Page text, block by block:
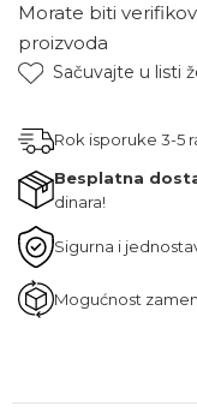
Morate biti
proizvoda
Sačuvajte u listi
Rok isporuke 3-5
Besplatna
dinara!
Sigurna i
Mogućnost